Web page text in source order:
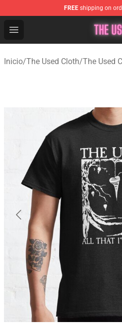
FREE shipping on
Open menu
The Used Store - Official
Inicio/The Used Cloth/The Used